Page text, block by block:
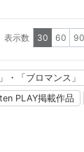
表示数 30 60 90
」・「ブロマンス
PLAY掲載作品